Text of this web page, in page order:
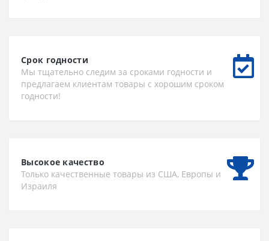
Срок годности
Мы тщательно следим за сроками годности и
предлагаем клиентам товары с хорошим сроком
годности!
Высокое качество
Только качественные товары из США, Европы и
Израиля